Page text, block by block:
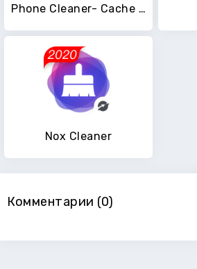
Phone Cleaner- Cache Clean, Android Booster Master
Nox Cleaner
Комментарии (0)